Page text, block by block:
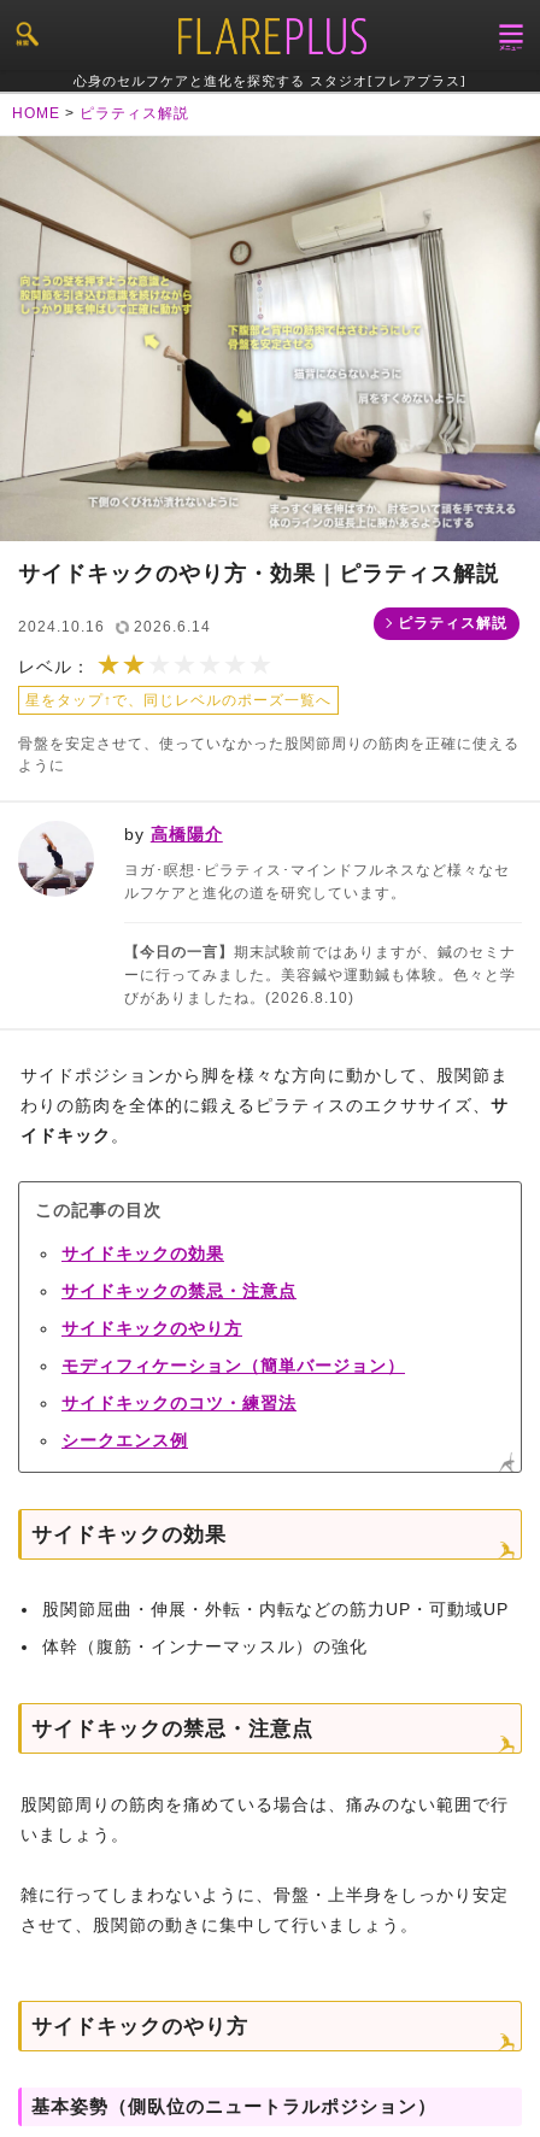
心身のセルフケアと進化を探究する スタジオ[フレアプラス]
HOME > ピラティス解説
サイドキックのやり方・効果｜ピラティス解説
2024.10.16 2026.6.14 ピラティス解説
レベル： ★★
★★★★★★★
星をタップ↑で、同じレベルのポーズ一覧へ
骨盤を安定させて、使っていなかった股関節周りの筋肉を正確に使える
ように
by 高橋陽介
ヨガ･瞑想･ピラティス･マインドフルネスなど様々なセ
ルフケアと進化の道を研究しています。
【今日の一言】 期末試験前ではありますが、鍼のセミナ
ーに行ってみました。美容鍼や運動鍼も体験。色々と学
びがありましたね。(2026.8.10)
サイドポジションから脚を様々な方向に動かして、股関節ま
わりの筋肉を全体的に鍛えるピラティスのエクササイズ、 サ
イドキック 。
この記事の目次
サイドキックの効果
サイドキックの禁忌・注意点
サイドキックのやり方
モディフィケーション（簡単バージョン）
サイドキックのコツ・練習法
シークエンス例
サイドキックの効果
股関節屈曲・伸展・外転・内転などの筋力UP・可動域UP
体幹（腹筋・インナーマッスル）の強化
サイドキックの禁忌・注意点
股関節周りの筋肉を痛めている場合は、痛みのない範囲で行
いましょう。
雑に行ってしまわないように、骨盤・上半身をしっかり安定
させて、股関節の動きに集中して行いましょう。
サイドキックのやり方
基本姿勢（側臥位のニュートラルポジション）